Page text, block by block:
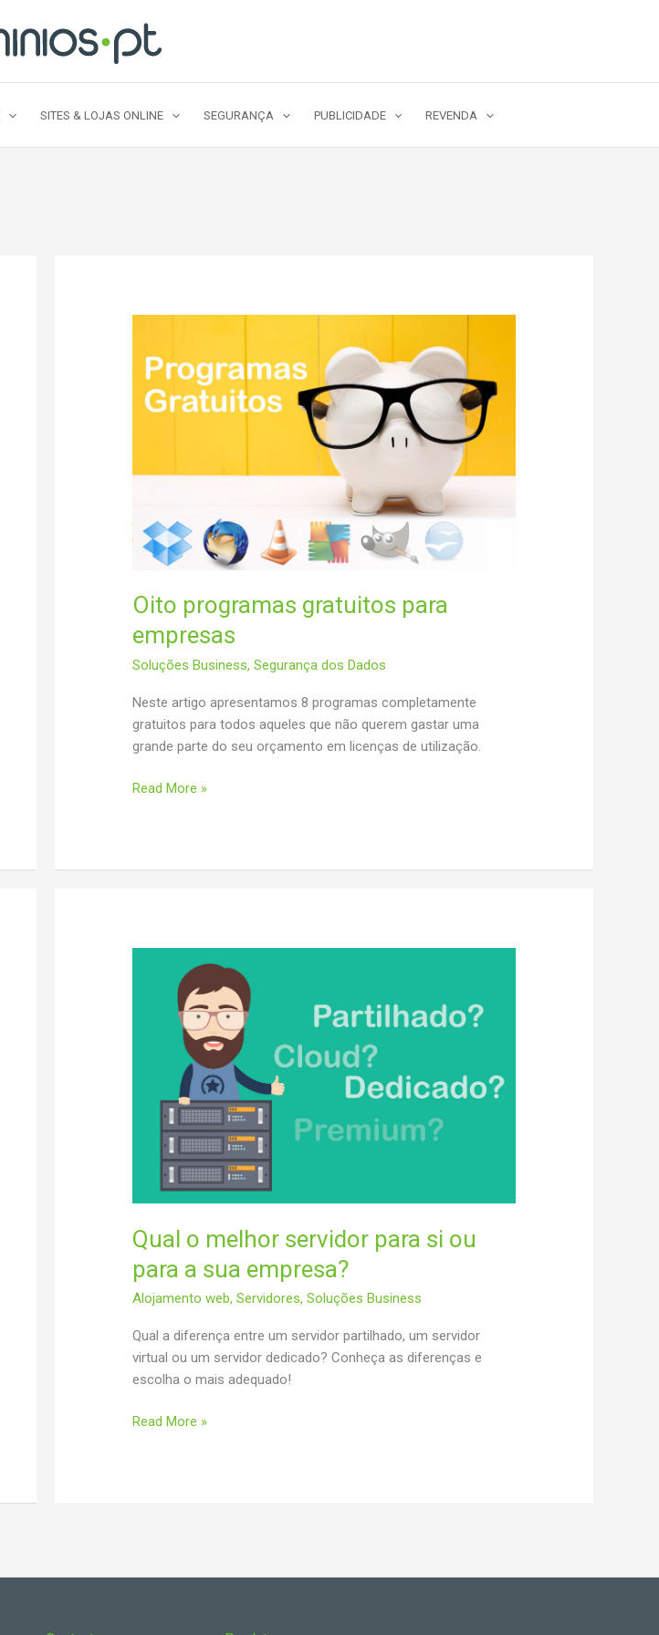
SITES & LOJAS ONLINE SEGURANÇA PUBLICIDADE REVENDA
Oito programas gratuitos para
empresas
Soluções Business,Segurança dos Dados
Neste artigo apresentamos 8 programas completamente
gratuitos para todos aqueles que não querem gastar uma
grande parte do seu orçamento em licenças de utilização.
Oito
empresas
Read More »
Qual o melhor servidor para si ou
para a sua empresa?
Alojamento web,Servidores,Soluções Business
Qual a diferença entre um servidor partilhado, um servidor
virtual ou um servidor dedicado? Conheça as diferenças e
escolha o mais adequado!
Qual
para
Read More »